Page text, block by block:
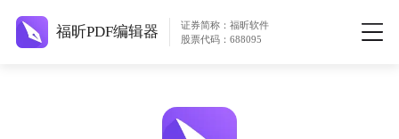
福昕PDF编辑器
证券简称：福昕软件
股票代码：688095